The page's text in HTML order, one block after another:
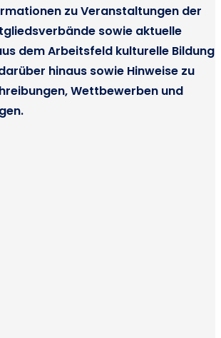
zu Veranstaltungen der
sowie aktuelle
dem Arbeitsfeld kulturelle Bildung
hinaus sowie Hinweise zu
Wettbewerben und